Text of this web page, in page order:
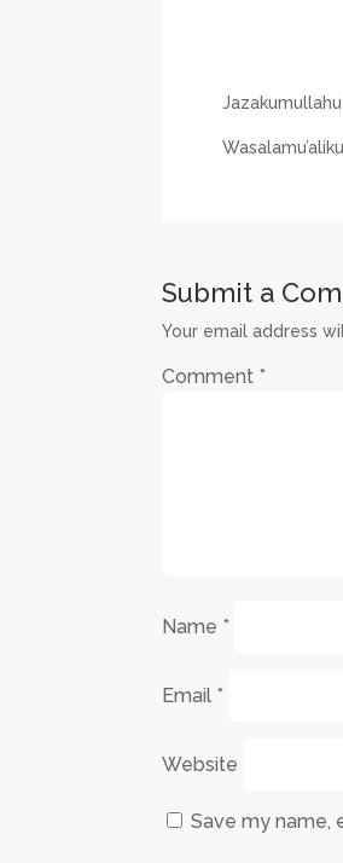
Submit a
Your email address
Comment *
Name *
Email *
Website
Save my name,